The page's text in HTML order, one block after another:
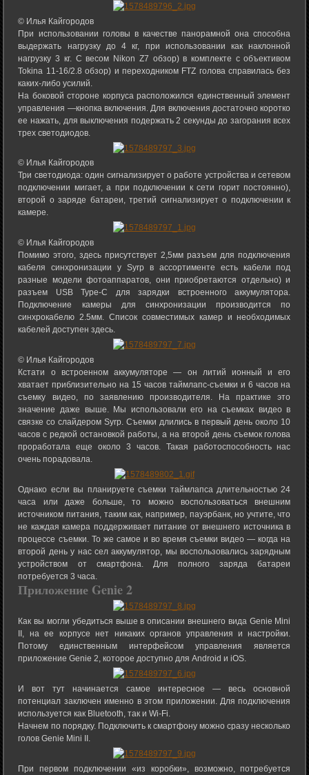
© Илья Кайгородов
При использовании головы в качестве панорамной она способна
выдержать нагрузку до 4 кг, при использовании как наклонной
нагрузку 3 кг. C весом Nikon Z7 обзор) в комплекте с объективом
Tokina 11-16/2.8 обзор) и переходником FTZ голова справилась без
каких-либо усилий.
На боковой стороне корпуса расположился единственный элемент
управления —кнопка включения. Для включения достаточно коротко
ее нажать, для выключения подержать 2 секунды до загорания всех
трех светодиодов.
© Илья Кайгородов
Три светодиода: один сигнализирует о работе устройства и сетевом
подключении мигает, а при подключении к сети горит постоянно),
второй о заряде батареи, третий сигнализирует о подключении к
камере.
© Илья Кайгородов
Помимо этого, здесь присутствует 2,5мм разъем для подключения
кабеля синхронизации у Syrp в ассортименте есть кабели под
разные модели фотоаппаратов, они приобретаются отдельно) и
разъем USB Type-C для зарядки встроенного аккумулятора.
Подключение камеры для синхронизации производится по
синхрокабелю 2.5мм. Список совместимых камер и необходимых
кабелей доступен здесь.
© Илья Кайгородов
Кстати о встроенном аккумуляторе — он литий ионный и его
хватает приблизительно на 15 часов таймлапс-съемки и 6 часов на
съемку видео, по заявлению производителя. На практике это
значение даже выше. Мы использовали его на съемках видео в
связке со слайдером Syrp. Съемки длились в первый день около 10
часов с редкой остановкой работы, а на второй день съемок голова
проработала еще около 3 часов. Такая работоспособность нас
очень порадовала.
Однако если вы планируете съемки таймлапса длительностью 24
часа или даже больше, то можно воспользоваться внешним
источником питания, таким как, например, пауэрбанк, но учтите, что
не каждая камера поддерживает питание от внешнего источника в
процессе съемки. То же самое и во время съемки видео — когда на
второй день у нас сел аккумулятор, мы воспользовались зарядным
устройством от смартфона. Для полного заряда батареи
потребуется 3 часа.
Приложение Genie 2
Как вы могли убедиться выше в описании внешнего вида Genie Mini
II, на ее корпусе нет никаких органов управления и настройки.
Потому единственным интерфейсом управления является
приложение Genie 2, которое доступно для Android и iOS.
И вот тут начинается самое интересное — весь основной
потенциал заключен именно в этом приложении. Для подключения
используется как Bluetooth, так и Wi-Fi.
Начнем по порядку. Подключить к смартфону можно сразу несколько
голов Genie Mini II.
При первом подключении «из коробки», возможно, потребуется